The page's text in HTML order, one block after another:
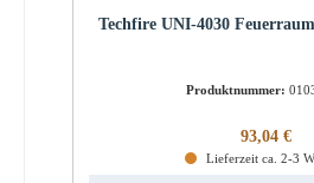
Techfire UNI-4030
Produktnummer:
Regulärer
93,04 €
Lieferzeit ca. 2-3